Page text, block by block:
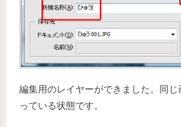
編集用のレイヤーができました。同じ
っている状態です。